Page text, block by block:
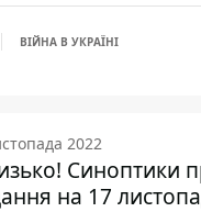
ВІЙНА В УКРАЇНІ
2022
Синоптики
на 17